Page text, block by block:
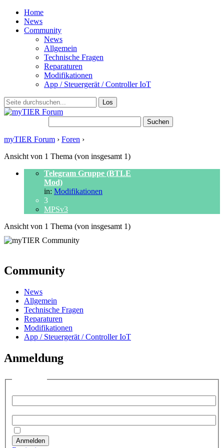
Home
News
Community
News
Allgemein
Technische Fragen
Reparaturen
Modifikationen
App / Steuergerät / Controller IoT
myTIER Forum › Foren ›
Ansicht von 1 Thema (von insgesamt 1)
Telegram Gruppe (BTLE
Mod)
in: Modifikationen
3
MPSv3
Ansicht von 1 Thema (von insgesamt 1)
Community
News
Allgemein
Technische Fragen
Reparaturen
Modifikationen
App / Steuergerät / Controller IoT
Anmeldung
Anmelden